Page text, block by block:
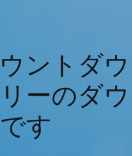
ントダウ
ーのダウ
す